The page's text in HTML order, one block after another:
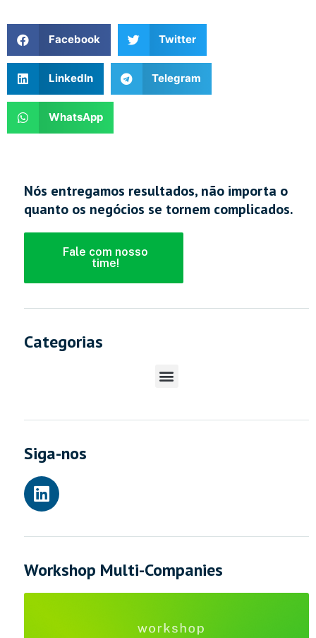
Facebook Twitter
LinkedIn Telegram
WhatsApp
Nós entregamos resultados, não importa o
quanto os negócios se tornem complicados.
Fale com nosso
time!
Categorias
Siga-nos
Workshop Multi-Companies